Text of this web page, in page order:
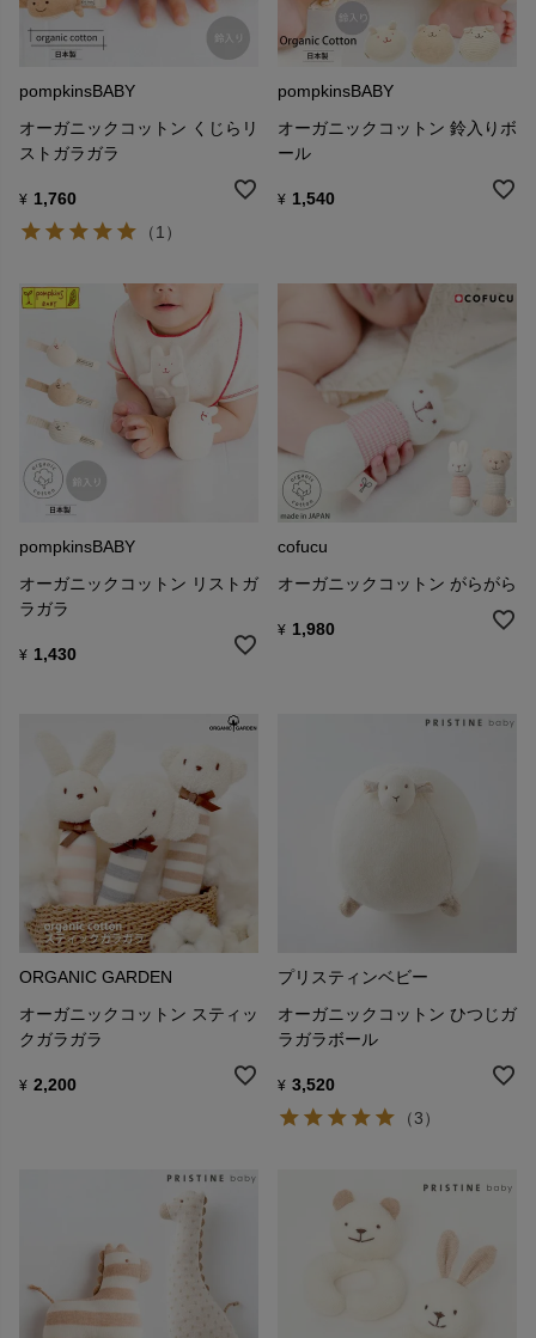
pompkinsBABY
オーガニックコットン くじらリ
ストガラガラ
¥ 1,760
（1）
pompkinsBABY
オーガニックコットン 鈴入りボ
ール
¥ 1,540
pompkinsBABY
オーガニックコットン リストガ
ラガラ
¥ 1,430
cofucu
オーガニックコットン がらがら
¥ 1,980
ORGANIC GARDEN
オーガニックコットン スティッ
クガラガラ
¥ 2,200
プリスティンベビー
オーガニックコットン ひつじガ
ラガラボール
¥ 3,520
（3）